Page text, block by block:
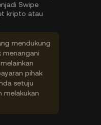
Swipe
kripto atau
mendukung
pihak
setuju
melakukan